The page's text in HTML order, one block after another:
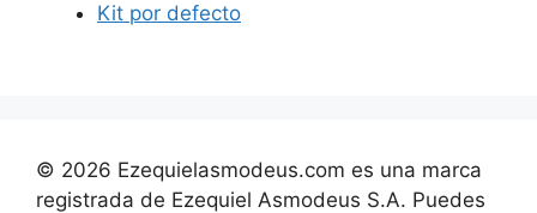
Kit por defecto
© 2026 Ezequielasmodeus.com es una marca
registrada de Ezequiel Asmodeus S.A. Puedes